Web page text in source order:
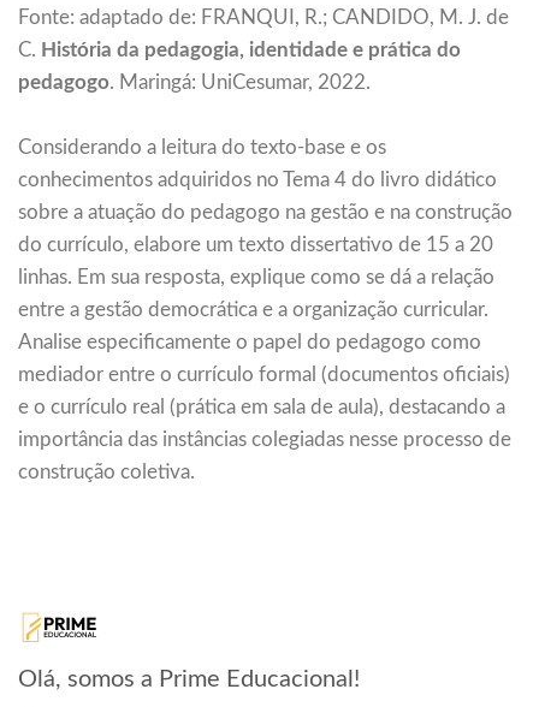
Fonte: adaptado de: ​FRANQUI, R.; CANDIDO, M. J. de
C. História da pedagogia, identidade e prática do
pedagogo. Maringá: UniCesumar, 2022.
Considerando a leitura do texto-base e os
conhecimentos adquiridos no Tema 4 do livro didático
sobre a atuação do pedagogo na gestão e na construção
do currículo, elabore um texto dissertativo de 15 a 20
linhas. Em sua resposta, explique como se dá a relação
entre a gestão democrática e a organização curricular.
Analise especificamente o papel do pedagogo como
mediador entre o currículo formal (documentos oficiais)
e o currículo real (prática em sala de aula), destacando a
importância das instâncias colegiadas nesse processo de
construção coletiva.
Olá, somos a Prime Educacional!